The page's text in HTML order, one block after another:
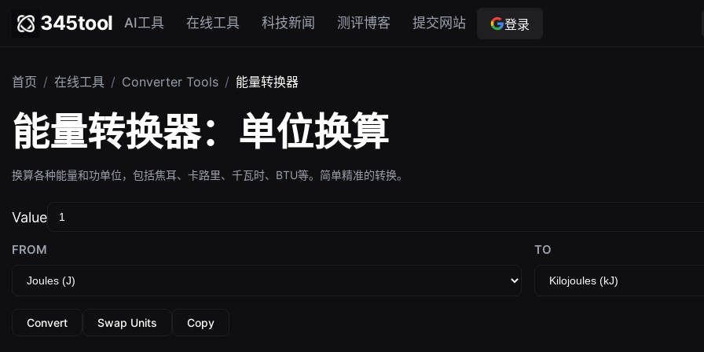
345tool AI工具 在线工具 科技新闻 测评博客 提交网站 登录
首页 / 在线工具 / Converter Tools / 能量转换器
能量转换器：单位换算
换算各种能量和功单位，包括焦耳、卡路里、千瓦时、BTU等。简单精准的转换。
Value
FROM TO
Convert Swap Units Copy